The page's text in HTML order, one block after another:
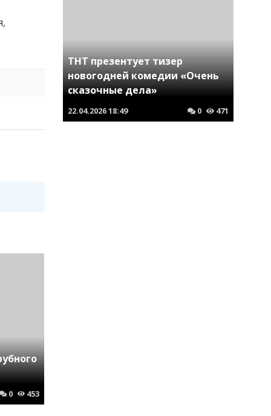
0 453
ТНТ презентует тизер
новогодней комедии «Очень
сказочные дела»
22.04.202618:49 0 471